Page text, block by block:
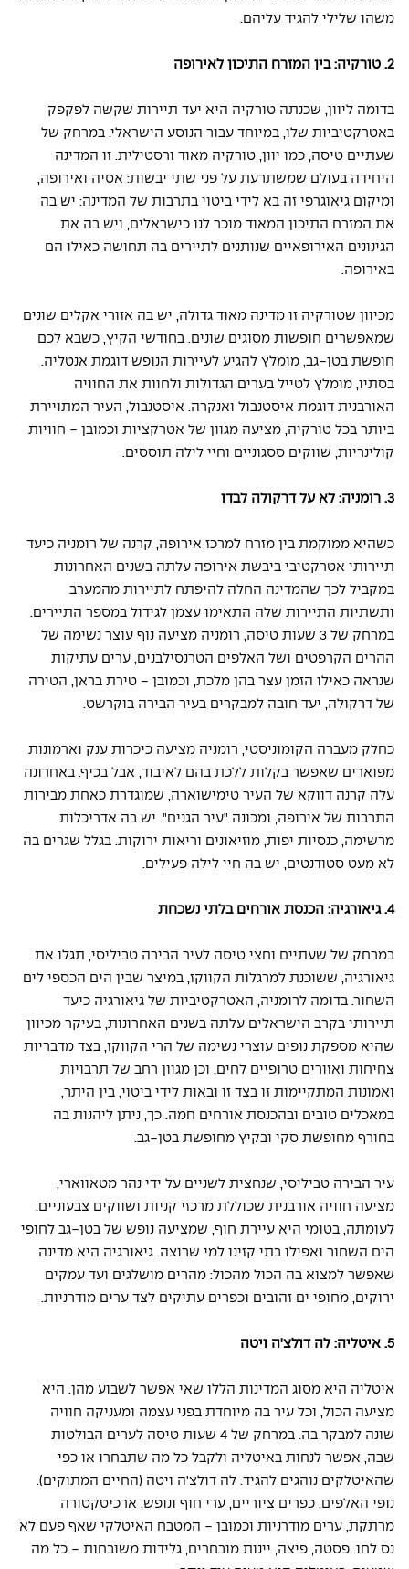
משהו שלילי להגיד עליהם.
2. טורקיה: בין המזרח התיכון לאירופה
בדומה ליוון, שכנתה טורקיה היא יעד תיירות שקשה לפקפק
באטרקטיביות שלו, במיוחד עבור הנוסע הישראלי. במרחק של
שעתיים טיסה, כמו יוון, טורקיה מאוד ורסטילית. זו המדינה
היחידה בעולם שמשתרעת על פני שתי יבשות: אסיה ואירופה,
ומיקום גיאוגרפי זה בא לידי ביטוי בתרבות של המדינה: יש בה
את המזרח התיכון המאוד מוכר לנו כישראלים, ויש בה את
הגינונים האירופאיים שנותנים לתיירים בה תחושה כאילו הם
באירופה.
מכיוון שטורקיה זו מדינה מאוד גדולה, יש בה אזורי אקלים שונים
שמאפשרים חופשות מסוגים שונים. בחודשי הקיץ, כשבא לכם
חופשת בטן-גב, מומלץ להגיע לעיירות הנופש דוגמת אנטליה.
בסתיו, מומלץ לטייל בערים הגדולות ולחוות את החוויה
האורבנית דוגמת איסטנבול ואנקרה. איסטנבול, העיר המתויירת
ביותר בכל טורקיה, מציעה מגוון של אטרקציות וכמובן - חוויות
קולינריות, שווקים ססגוניים וחיי לילה תוססים.
3. רומניה: לא על דרקולה לבדו
כשהיא ממוקמת בין מזרח למרכז אירופה, קרנה של רומניה כיעד
תיירותי אטרקטיבי ביבשת אירופה עלתה בשנים האחרונות
במקביל לכך שהמדינה החלה להיפתח לתיירות מהמערב
ותשתיות התיירות שלה התאימו עצמן לגידול במספר התיירים.
במרחק של 3 שעות טיסה, רומניה מציעה נוף עוצר נשימה של
ההרים הקרפטים ושל האלפים הטרנסילבנים, ערים עתיקות
שנראה כאילו הזמן עצר בהן מלכת, וכמובן - טירת בראן, הטירה
של דרקולה, יעד חובה למבקרים בעיר הבירה בוקרשט.
כחלק מעברה הקומוניסטי, רומניה מציעה כיכרות ענק וארמונות
מפוארים שאפשר בקלות ללכת בהם לאיבוד, אבל בכיף. באחרונה
עלה קרנה דווקא של העיר טימישוארה, שמוגדרת כאחת מבירות
התרבות של אירופה, ומכונה "עיר הגנים". יש בה אדריכלות
מרשימה, כנסיות יפות, מוזיאונים וריאות ירוקות. בגלל שגרים בה
לא מעט סטודנטים, יש בה חיי לילה פעילים.
4. גיאורגיה: הכנסת אורחים בלתי נשכחת
במרחק של שעתיים וחצי טיסה לעיר הבירה טביליסי, תגלו את
גיאורגיה, ששוכנת למרגלות הקווקז, במיצר שבין הים הכספי לים
השחור. בדומה לרומניה, האטרקטיביות של גיאורגיה כיעד
תיירותי בקרב הישראלים עלתה בשנים האחרונות, בעיקר מכיוון
שהיא מספקת נופים עוצרי נשימה של הרי הקווקז, בצד מדבריות
צחיחות ואזורים טרופיים לחים, וכן מגוון רחב של תרבויות
ואמונות המתקיימות זו בצד זו ובאות לידי ביטוי, בין היתר,
במאכלים טובים ובהכנסת אורחים חמה. כך, ניתן ליהנות בה
בחורף מחופשת סקי ובקיץ מחופשת בטן-גב.
עיר הבירה טביליסי, שנחצית לשניים על ידי נהר מטאווארי,
מציעה חוויה אורבנית שכוללת מרכזי קניות ושווקים צבעוניים.
לעומתה, בטומי היא עיירת חוף, שמציעה נופש של בטן-גב לחופי
הים השחור ואפילו בתי קזינו למי שרוצה. גיאורגיה היא מדינה
שאפשר למצוא בה הכול מהכול: מהרים מושלגים ועד עמקים
ירוקים, מחופי ים זהובים וכפרים עתיקים לצד ערים מודרניות.
5. איטליה: לה דולצ'ה ויטה
איטליה היא מסוג המדינות הללו שאי אפשר לשבוע מהן. היא
מציעה הכול, וכל עיר בה מיוחדת בפני עצמה ומעניקה חוויה
שונה למבקר בה. במרחק של 4 שעות טיסה לערים הבולטות
שבה, אפשר לנחות באיטליה ולקבל כל מה שתבחרו או כפי
שהאיטלקים נוהגים להגיד: לה דולצ'ה ויטה (החיים המתוקים).
נופי האלפים, כפרים ציוריים, ערי חוף ונופש, ארכיטקטורה
מרתקת, ערים מודרניות וכמובן - המטבח האיטלקי שאף פעם לא
נס לחו. פסטה, פיצה, יינות מובחרים, גלידות משובחות - כל מה